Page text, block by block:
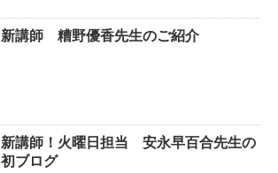
新講師 糟野優香先生のご紹介
新講師！火曜日担当 安永早百合先生の
初ブログ